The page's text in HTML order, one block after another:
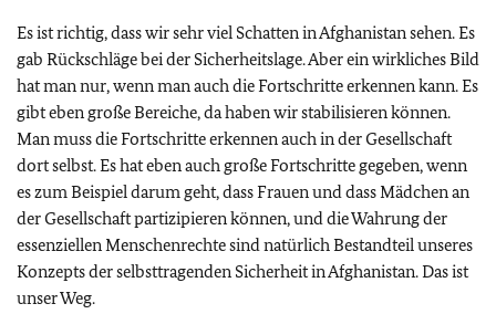
Es ist richtig, dass wir sehr viel Schatten in Afghanistan sehen. Es
gab Rückschläge bei der Sicherheitslage. Aber ein wirkliches Bild
hat man nur, wenn man auch die Fortschritte erkennen kann. Es
gibt eben große Bereiche, da haben wir stabilisieren können.
Man muss die Fortschritte erkennen auch in der Gesellschaft
dort selbst. Es hat eben auch große Fortschritte gegeben, wenn
es zum Beispiel darum geht, dass Frauen und dass Mädchen an
der Gesellschaft partizipieren können, und die Wahrung der
essenziellen Menschenrechte sind natürlich Bestandteil unseres
Konzepts der selbsttragenden Sicherheit in Afghanistan. Das ist
unser Weg.